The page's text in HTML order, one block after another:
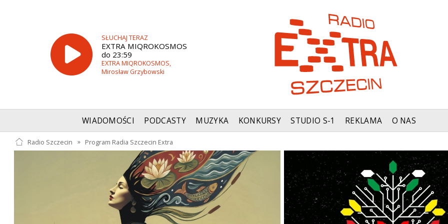
SŁUCHAJ TERAZ
EXTRA MIQROKOSMOS
do 23:59
EXTRA MIQROKOSMOS,
Mirosław Grzybowski
WIADOMOŚCI PODCASTY MUZYKA KONKURSY STUDIO S-1 REKLAMA O NAS
Radio Szczecin » Program Radia Szczecin Extra